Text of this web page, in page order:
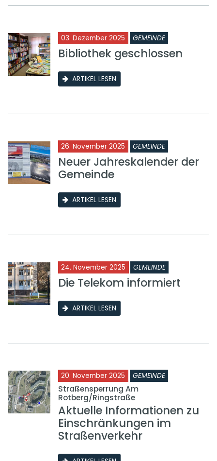
03. Dezember 2025 GEMEINDE
Bibliothek geschlossen
ARTIKEL LESEN
26. November 2025 GEMEINDE
Neuer Jahreskalender der
Gemeinde
ARTIKEL LESEN
24. November 2025 GEMEINDE
Die Telekom informiert
ARTIKEL LESEN
20. November 2025 GEMEINDE
Straßensperrung Am
Rotberg/Ringstraße
Aktuelle Informationen zu
Einschränkungen im
Straßenverkehr